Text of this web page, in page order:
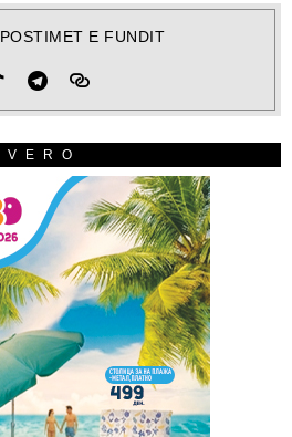
POSTIMET E FUNDIT
VERO